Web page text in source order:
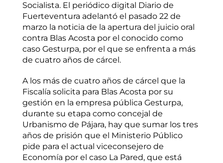
Socialista. El periódico digital Diario de
Fuerteventura adelantó el pasado 22 de
marzo la noticia de la apertura del juicio oral
contra Blas Acosta por el conocido como
caso Gesturpa, por el que se enfrenta a más
de cuatro años de cárcel.
A los más de cuatro años de cárcel que la
Fiscalía solicita para Blas Acosta por su
gestión en la empresa pública Gesturpa,
durante su etapa como concejal de
Urbanismo de Pájara, hay que sumar los tres
años de prisión que el Ministerio Público
pide para el actual viceconsejero de
Economía por el caso La Pared, que está